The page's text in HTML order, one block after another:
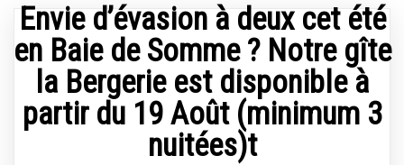
Envie d’évasion à deux cet été
en Baie de Somme ? Notre gîte
la Bergerie est disponible à
partir du 19 Août (minimum 3
nuitées)t